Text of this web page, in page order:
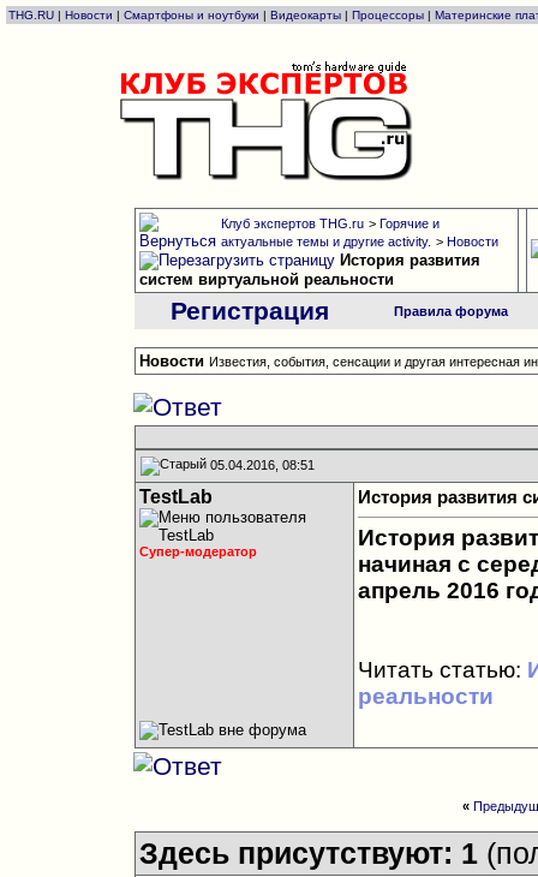
THG.RU | Новости | Смартфоны и ноутбуки | Видеокарты | Процессоры | Материнские
Клуб экспертов THG.ru > Горячие и
актуальные темы и другие activity. > Новости
История развития
систем виртуальной реальности
Регистрация Правила форума
Новости Известия, события, сенсации и другая интересная
05.04.2016, 08:51
TestLab
Супер-модератор
История развития
История
начиная с
апрель 2016
Читать статью:
реальности
«
Здесь присутствуют: 1